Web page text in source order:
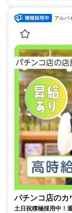
アルバ
パチンコ店のカ
土日祝積極採用中！